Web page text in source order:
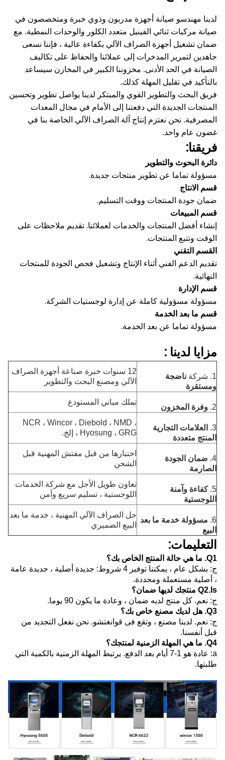
لدينا مهندسو صيانة أجهزة مدربون وذوي خبرة ومتخصصون في
صيانة مركبات ثنائي الفينيل متعدد الكلور والوحدات النمطية. مع
ضمان تشغيل أجهزة الصراف الآلي بكفاءة عالية ، فإننا نسعى
جاهدين لتمرير المدخرات إلى عملائنا والحفاظ على تكاليف
الصيانة في الحد الأدنى. مخزوننا الكبير في المخازن سيساعد
بالتأكيد في تقليل المهلة كذلك.
فريق البحث والتطوير القوي والمبتكر لدينا يواصل تطوير وتحسين
المنتجات الجديدة التي دفعتنا إلى الأمام في مجال المعدات
المصرفية. نحن نعتزم إنتاج آلة الصراف الآلي الخاصة بنا في
غضون عام واحد.
فريقنا:
دائرة البحوث والتطوير
مسؤولة تماما عن تطوير منتجات جديدة.
قسم الانتاج
ضمان جودة المنتجات ووقت التسليم.
قسم المبيعات
إنشاء أفضل المنتجات والخدمات لعملائنا.تقديم ملاحظات على
الوقت وتتبع المنتجات.
القسم التقني
تقديم الدعم الفني أثناء الإنتاج وتشغيل فحص الجودة للمنتجات
النهائية.
قسم الإدارة
مسؤولة مسؤولية كاملة عن إدارة لوجستيات الشركة.
قسم ما بعد الخدمة
مسؤولة تماما عن بعد الخدمة.
مزايا لدينا :
1. شركة
ناضجة
ومستقرة
12 سنوات خبرة صناعة أجهزة الصراف
الآلي ومصنع البحث والتطوير
2. وفرة المخزون
تملك مباني المستودع
3.
العلامات التجارية
المنتج متعددة
NCR ، Wincor ، Diebold ، NMD ،
Hyosung ، GRG ، إلخ.
4. ضمان الجودة
الصارمة
اختبارها من قبل مفتش المهنية قبل
الشحن
5. كفاءة وآمنة
اللوجستية
تعاون طويل الأجل مع شركة الخدمات
اللوجستية ، تسليم سريع وآمن
6. مسؤولة خدمة ما بعد
البيع
حل الصراف الآلي المهنية ، خدمة ما بعد
البيع الضميري
التعليمات:
Q1. ما هي حالة المنتج الخاص بك؟
ج: بشكل عام ، يمكننا توفير 4 شروط: جديدة أصلية ، جديدة عامة
، أصلية مستعملة ومجددة.
Q2.Is منتجك لديها ضمان؟
ج: نعم. كل منتج لديه ضمان ، وعادة ما يكون 90 يوما.
Q3. هل لديك مصنع خاص بك؟
ج: نعم. لدينا مصنع ، وتقع فى قوانغتشو. نحن نفعل التجديد من
قبل أنفسنا.
Q4. ما هي المهلة الزمنية لمنتجك؟
a: عادة هو 1-7 أيام بعد الدفع.
يرتبط المهلة الزمنية بالكمية التي
طلبتها.